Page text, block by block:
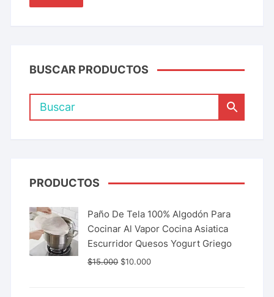
BUSCAR PRODUCTOS
PRODUCTOS
Paño De Tela 100% Algodón Para
Cocinar Al Vapor Cocina Asiatica
Escurridor Quesos Yogurt Griego
$15.000 $10.000